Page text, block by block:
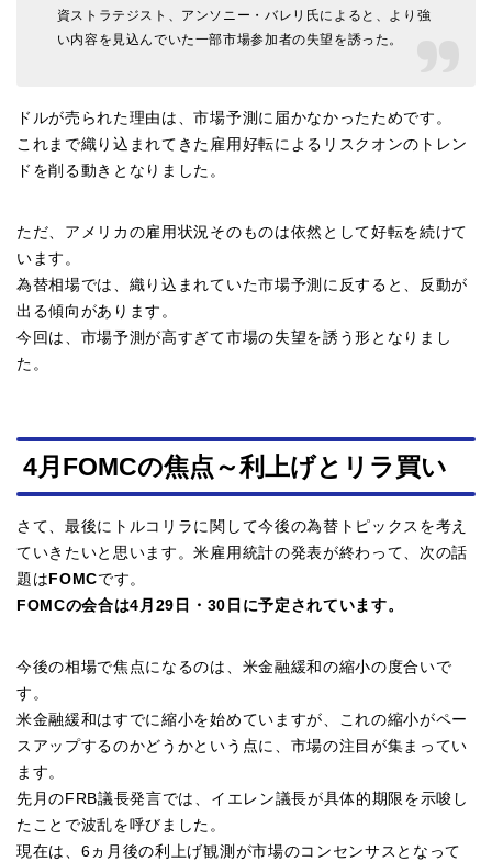
資ストラテジスト、アンソニー・バレリ氏によると、より強
い内容を見込んでいた一部市場参加者の失望を誘った。
ドルが売られた理由は、市場予測に届かなかったためです。
これまで織り込まれてきた雇用好転によるリスクオンのトレン
ドを削る動きとなりました。
ただ、アメリカの雇用状況そのものは依然として好転を続けて
います。
為替相場では、織り込まれていた市場予測に反すると、反動が
出る傾向があります。
今回は、市場予測が高すぎて市場の失望を誘う形となりまし
た。
4月FOMCの焦点～利上げとリラ買い
さて、最後にトルコリラに関して今後の為替トピックスを考え
ていきたいと思います。米雇用統計の発表が終わって、次の話
題は FOMCです。
FOMCの会合は4月29日・30日に予定されています。
今後の相場で焦点になるのは、米金融緩和の縮小の度合いで
す。
米金融緩和はすでに縮小を始めていますが、これの縮小がペー
スアップするのかどうかという点に、市場の注目が集まってい
ます。
先月のFRB議長発言では、イエレン議長が具体的期限を示唆し
たことで波乱を呼びました。
現在は、6ヵ月後の利上げ観測が市場のコンセンサスとなって